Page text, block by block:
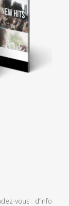
vous d’info